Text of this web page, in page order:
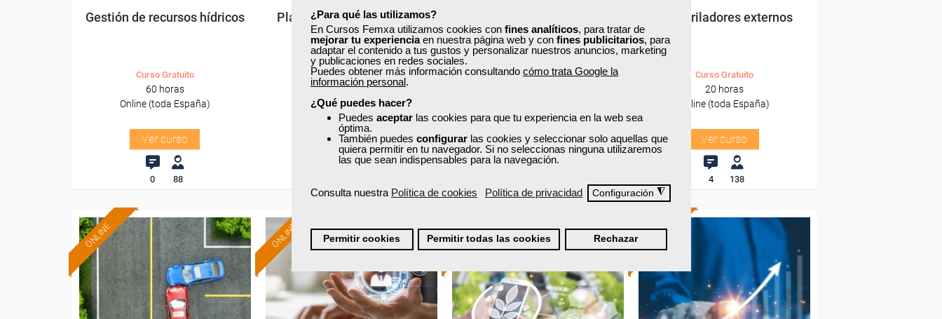
¿Para qué las utilizamos?
En Cursos Femxa utilizamos cookies con fines analíticos, para tratar de
mejorar tu experienciaen nuestra página web y con fines publicitarios, para
adaptar el contenido a tus gustos y personalizar nuestros anuncios, marketing
y publicaciones en redes sociales.
Puedes obtener más información consultando cómo trata Google la
información personal.
¿Qué puedes hacer?
Puedes aceptar las cookies para que tu experiencia en la web sea
óptima.
También puedes configurar las cookies y seleccionar solo aquellas que
quiera permitir en tu navegador. Si no seleccionas ninguna utilizaremos
las que sean indispensables para la navegación.
Consulta nuestra Política de cookies Política de privacidad Configuración ◮
Permitir cookies Permitir todas las cookies Rechazar
Gestión de recursos hídricos
Curso Gratuito
60 horas
Online (toda España)
Ver curso
0 88
Planificación de proyectos
Curso Gratuito
50 horas
Online (toda España)
Ver curso
Curso Gratuito
Ver curso
Desfibriladores externos
Curso Gratuito
20 horas
Online (toda España)
Ver curso
4 138
ONLINE
Formación 100%
subvencionada.
Para desempleados,
trabajadores y autónomos.
ONLINE
subvencionada.
Para desempleados,
trabajadores y autónomos.
ONLINE
subvencionada.
Para desempleados,
trabajadores y autónomos.
ONLINE
Formación 100%
Para desempleados,
trabajadores y autónomos.